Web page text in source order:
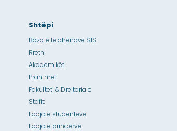
Shtëpi
Baza e të dhënave SIS
Rreth
Akademikët
Pranimet
Fakulteti & Drejtoria e
Stafit
Faqja e studentëve
Faqja e prindërve